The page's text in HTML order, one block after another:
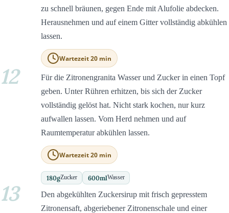
zu schnell bräunen, gegen Ende mit Alufolie abdecken.
Herausnehmen und auf einem Gitter vollständig abkühlen
lassen.
Wartezeit 20 min
12
Für die Zitronengranita Wasser und Zucker in einen Topf
geben. Unter Rühren erhitzen, bis sich der Zucker
vollständig gelöst hat. Nicht stark kochen, nur kurz
aufwallen lassen. Vom Herd nehmen und auf
Raumtemperatur abkühlen lassen.
Wartezeit 20 min
180gZucker 600mlWasser
13
Den abgekühlten Zuckersirup mit frisch gepresstem
Zitronensaft, abgeriebener Zitronenschale und einer